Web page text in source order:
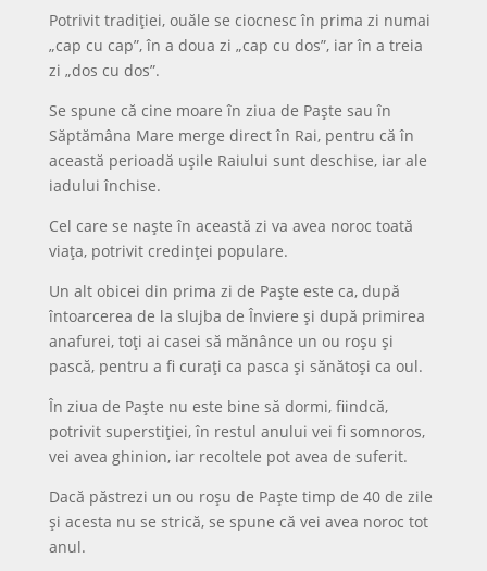
Potrivit tradiției, ouăle se ciocnesc în prima zi numai
„cap cu cap”, în a doua zi „cap cu dos”, iar în a treia
zi „dos cu dos”.
Se spune că cine moare în ziua de Paște sau în
Săptămâna Mare merge direct în Rai, pentru că în
această perioadă ușile Raiului sunt deschise, iar ale
iadului închise.
Cel care se naște în această zi va avea noroc toată
viața, potrivit credinței populare.
Un alt obicei din prima zi de Paște este ca, după
întoarcerea de la slujba de Înviere și după primirea
anafurei, toți ai casei să mănânce un ou roșu și
pască, pentru a fi curați ca pasca și sănătoși ca oul.
În ziua de Paște nu este bine să dormi, fiindcă,
potrivit superstiției, în restul anului vei fi somnoros,
vei avea ghinion, iar recoltele pot avea de suferit.
Dacă păstrezi un ou roșu de Paște timp de 40 de zile
și acesta nu se strică, se spune că vei avea noroc tot
anul.